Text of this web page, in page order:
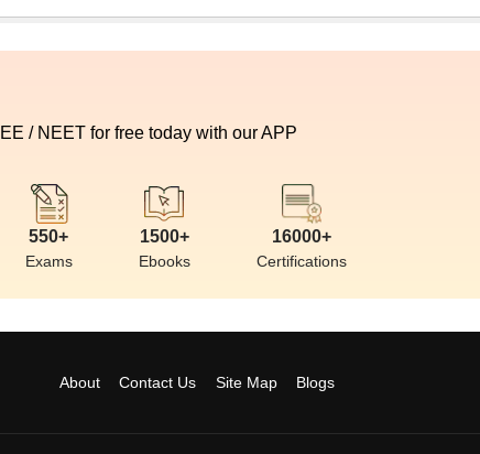
/ NEET for free today with our APP
550+
Exams
1500+
Ebooks
16000+
Certifications
About Contact Us Site Map Blogs